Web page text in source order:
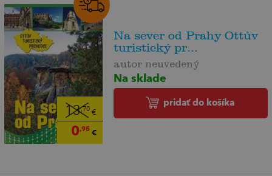
13,70€
0,95€
Na sever od Prahy Ottův
turistický pr...
autor neuvedený
Na sklade
pridať do košíka